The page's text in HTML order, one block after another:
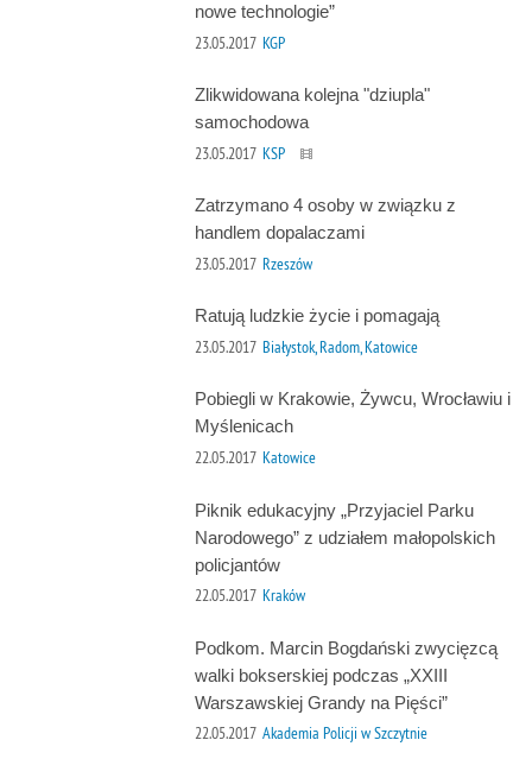
nowe technologie”
23.05.2017 KGP
Zlikwidowana kolejna "dziupla"
samochodowa
23.05.2017 KSP
Zatrzymano 4 osoby w związku z
handlem dopalaczami
23.05.2017 Rzeszów
Ratują ludzkie życie i pomagają
23.05.2017 Białystok, Radom, Katowice
Pobiegli w Krakowie, Żywcu, Wrocławiu i
Myślenicach
22.05.2017 Katowice
Piknik edukacyjny „Przyjaciel Parku
Narodowego” z udziałem małopolskich
policjantów
22.05.2017 Kraków
Podkom. Marcin Bogdański zwycięzcą
walki bokserskiej podczas „XXIII
Warszawskiej Grandy na Pięści”
22.05.2017 Akademia Policji w Szczytnie